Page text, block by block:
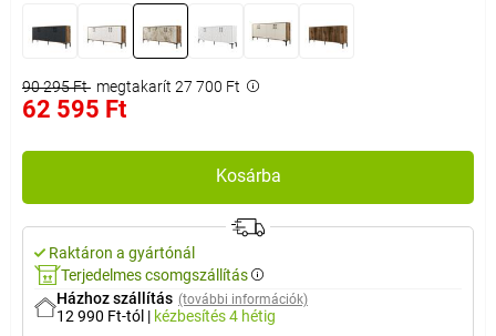
90 295 Ft megtakarít 27 700 Ft
62 595 Ft
Kosárba
Raktáron a gyártónál
Terjedelmes csomgszállítás
Házhoz szállítás (további információk)
12 990 Ft-tól | kézbesítés4 hétig